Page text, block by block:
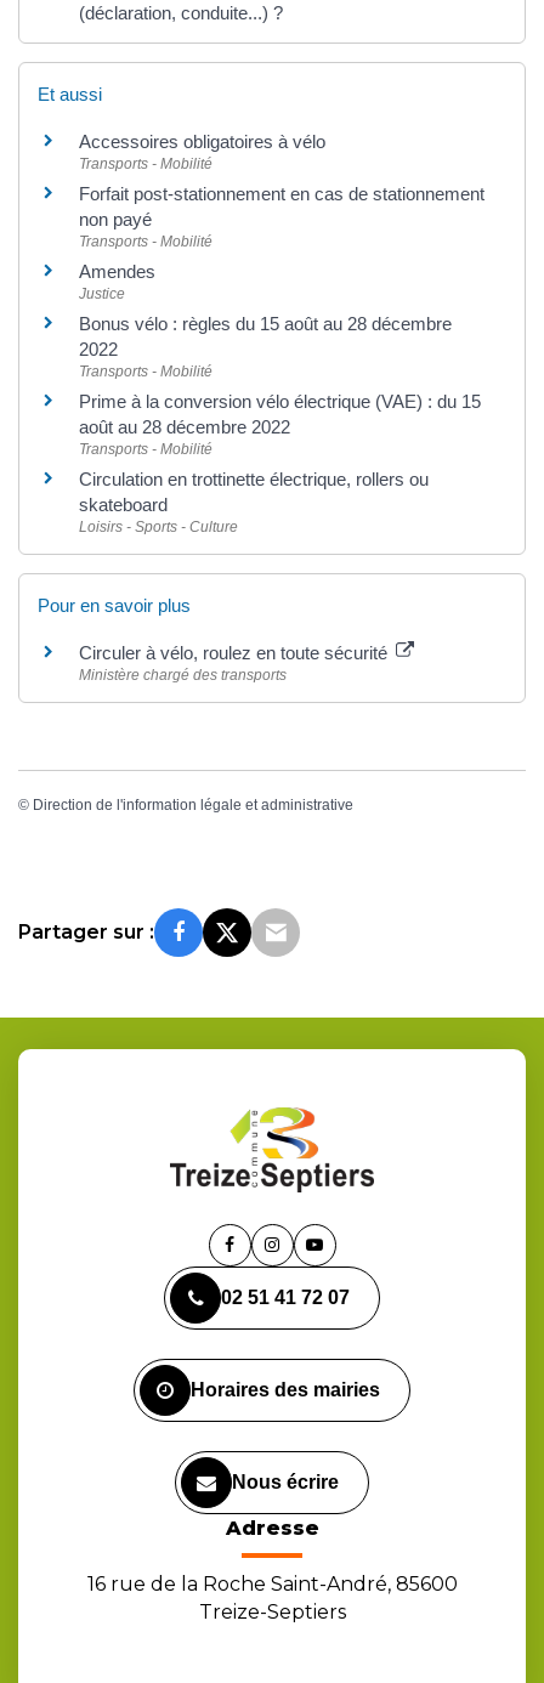
(déclaration, conduite...) ?
Et aussi
Accessoires obligatoires à vélo
Transports - Mobilité
Forfait post-stationnement en cas de stationnement
non payé
Transports - Mobilité
Amendes
Justice
Bonus vélo : règles du 15 août au 28 décembre
2022
Transports - Mobilité
Prime à la conversion vélo électrique (VAE) : du 15
août au 28 décembre 2022
Transports - Mobilité
Circulation en trottinette électrique, rollers ou
skateboard
Loisirs - Sports - Culture
Pour en savoir plus
Circuler à vélo, roulez en toute sécurité
Ministère chargé des transports
© Direction de l'information légale et administrative
Partager sur :
Lien
le
compte
Lien
le
compte
Lien
la
chaîne
02 51 41 72 07
Horaires des mairies
Nous écrire
Adresse
16 rue de la Roche Saint-André, 85600
Treize-Septiers